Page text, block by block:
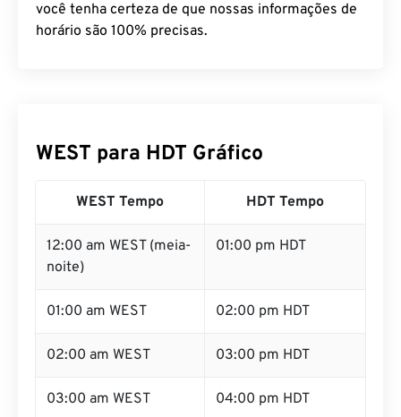
você tenha certeza de que nossas informações de
horário são 100% precisas.
WEST para HDT Gráfico
WEST Tempo HDT Tempo
12:00 am WEST (meia-
noite)
01:00 pm HDT
01:00 am WEST 02:00 pm HDT
02:00 am WEST 03:00 pm HDT
03:00 am WEST 04:00 pm HDT